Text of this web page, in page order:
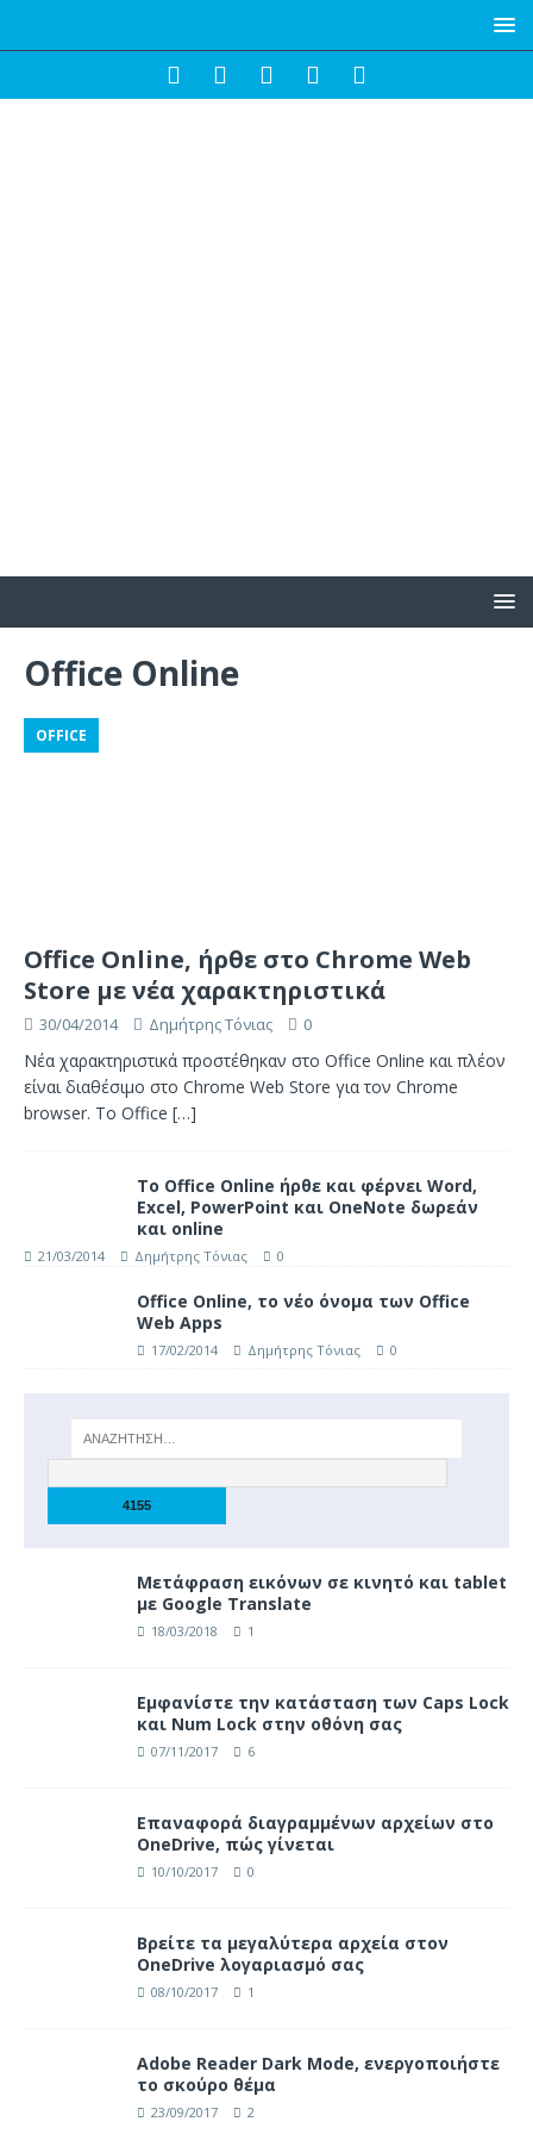
Office Online
OFFICE
Office Online, ήρθε στο Chrome Web
Store με νέα χαρακτηριστικά
30/04/2014 Δημήτρης Τόνιας 0
Νέα χαρακτηριστικά προστέθηκαν στο Office Online και πλέον
είναι διαθέσιμο στο Chrome Web Store για τον Chrome
browser. Το Office […]
Το Office Online ήρθε και φέρνει Word,
Excel, PowerPoint και OneNote δωρεάν
και online
21/03/2014 Δημήτρης Τόνιας 0
Office Online, το νέο όνομα των Office
Web Apps
17/02/2014 Δημήτρης Τόνιας 0
Μετάφραση εικόνων σε κινητό και tablet
με Google Translate
18/03/2018 1
Eμφανίστε την κατάσταση των Caps Lock
και Num Lock στην οθόνη σας
07/11/2017 6
Επαναφορά διαγραμμένων αρχείων στο
OneDrive, πώς γίνεται
10/10/2017 0
Βρείτε τα μεγαλύτερα αρχεία στον
OneDrive λογαριασμό σας
08/10/2017 1
Adobe Reader Dark Mode, ενεργοποιήστε
το σκούρο θέμα
23/09/2017 2